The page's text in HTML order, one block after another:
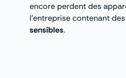
encore perdent des
l’entreprise contenant des
sensibles.